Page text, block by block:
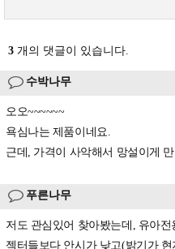
3 개의 댓글이 있습니다.
수박나무
오오~~~~~~
욕심나는 제품이네요.
근데, 가격이 사악해서 망설이게
푸른나무
저도 관심있어 찾아봤는데, 유아
젝터들보다 안시가 낮고(밝기가